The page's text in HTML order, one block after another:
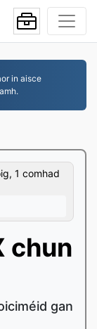
in aisce
1 comhad
chun
gan